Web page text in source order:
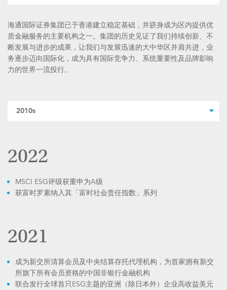
海通国际证券集团已于香港建立稳定基础，并跻身成为区内提供优
质金融服务的主要机构之一。集团的历史见证了我们持续创新、不
断发展与进步的成果，让我们与发展迅速的大中华区并肩共进，业
务逐步迈向国际化，成为具有国际竞争力、系统重要性及品牌影响
力的世界一流投行。
2022
MSCI ESG评级获重申为A级
获富时罗素纳入其「富时社会责任指数」系列
2021
成为新交所清算会员及中央结算存托代理机构，为首家拥有新交
所旗下所有会员资格的中国非银行金融机构
联合发行全球首只ESG主题的亚洲（除日本外）企业高收益美元